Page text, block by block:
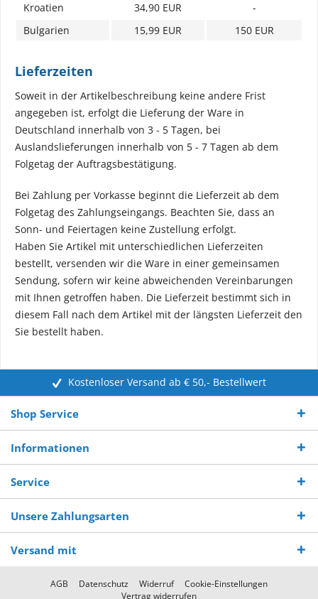
Kroatien
34,90 EUR
-
Bulgarien
15,99 EUR 150 EUR
Lieferzeiten
Soweit in der Artikelbeschreibung keine andere Frist
angegeben ist, erfolgt die Lieferung der Ware in
Deutschland innerhalb von 3 - 5 Tagen, bei
Auslandslieferungen innerhalb von 5 - 7 Tagen ab dem
Folgetag der Auftragsbestätigung.
Bei Zahlung per Vorkasse beginnt die Lieferzeit ab dem
Folgetag des Zahlungseingangs. Beachten Sie, dass an
Sonn- und Feiertagen keine Zustellung erfolgt.
Haben Sie Artikel mit unterschiedlichen Lieferzeiten
bestellt, versenden wir die Ware in einer gemeinsamen
Sendung, sofern wir keine abweichenden Vereinbarungen
mit Ihnen getroffen haben. Die Lieferzeit bestimmt sich in
diesem Fall nach dem Artikel mit der längsten Lieferzeit den
Sie bestellt haben.
Kostenloser Versand ab € 50,- Bestellwert
Shop Service
Informationen
Service
Unsere Zahlungsarten
Versand mit
AGB Datenschutz Widerruf
Cookie-Einstellungen
Vertrag widerrufen